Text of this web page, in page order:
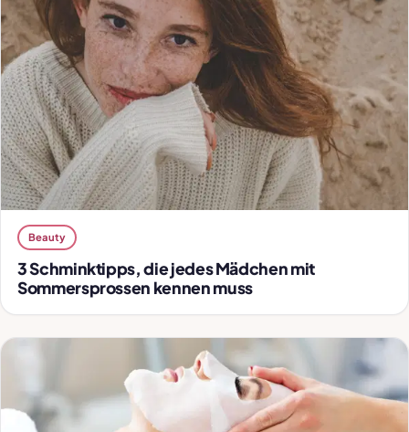
Beauty
3 Schminktipps, die jedes Mädchen mit
Sommersprossen kennen muss